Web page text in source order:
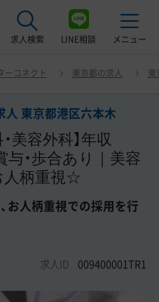
求人検索 LINE相談 メニュー
方はこちら
ーコネクト 東京都の求人 東
人 東京都港区六本木
美容外科】年収
与・歩合あり｜美容
人柄重視☆
お人柄重視での採用を行
求人ID 009400001TR1
人 東京都港区六本木 【六本木
収2,200万円～｜昇給・賞与・歩
での採用を行っています